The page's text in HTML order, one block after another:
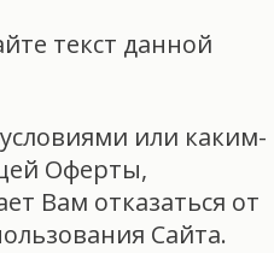
текст данной
или каким-
Оферты,
Вам отказаться от
Сайта.